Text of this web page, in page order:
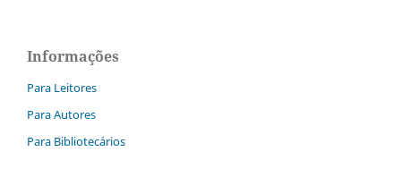
Informações
Para Leitores
Para Autores
Para Bibliotecários